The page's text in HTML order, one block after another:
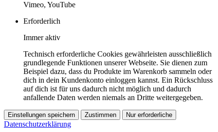
Vimeo, YouTube
Erforderlich
Immer aktiv
Technisch erforderliche Cookies gewährleisten ausschließlich
grundlegende Funktionen unserer Webseite. Sie dienen zum
Beispiel dazu, dass du Produkte im Warenkorb sammeln oder
dich in dein Kundenkonto einloggen kannst. Ein Rückschluss
auf dich ist für uns dadurch nicht möglich und dadurch
anfallende Daten werden niemals an Dritte weitergegeben.
Einstellungen speichern Zustimmen Nur erforderliche
Datenschutzerklärung